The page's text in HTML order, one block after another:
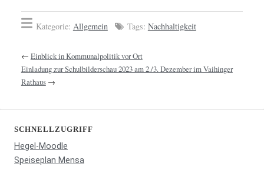
Kategorie: Allgemein Tags: Nachhaltigkeit
← Einblick in Kommunalpolitik vor Ort
Einladung zur Schulbilderschau 2023 am 2./3. Dezember im Vaihinger
Rathaus→
SCHNELLZUGRIFF
Hegel-Moodle
Speiseplan Mensa